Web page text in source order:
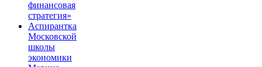
финансовая
стратегия»
Аспирантка
Московской
школы
экономики